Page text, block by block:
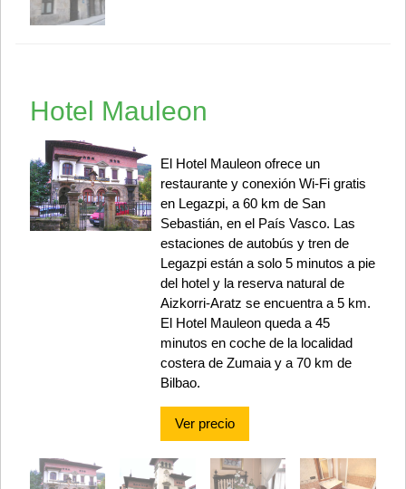
Hotel Mauleon
El Hotel Mauleon ofrece un
restaurante y conexión Wi-Fi gratis
en Legazpi, a 60 km de San
Sebastián, en el País Vasco. Las
estaciones de autobús y tren de
Legazpi están a solo 5 minutos a pie
del hotel y la reserva natural de
Aizkorri-Aratz se encuentra a 5 km.
El Hotel Mauleon queda a 45
minutos en coche de la localidad
costera de Zumaia y a 70 km de
Bilbao.
Ver precio